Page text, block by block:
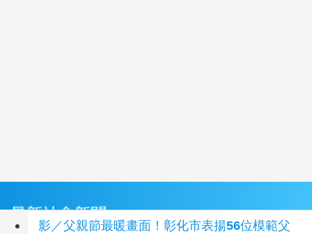
最新社會新聞
影／父親節最暖畫面！彰化市表揚56位模範父